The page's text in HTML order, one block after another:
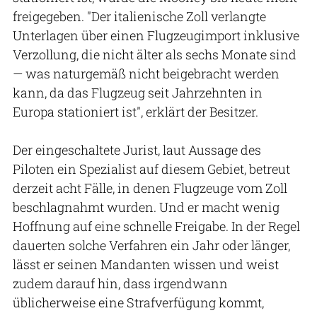
freigegeben. "Der italienische Zoll verlangte
Unterlagen über einen Flugzeugimport inklusive
Verzollung, die nicht älter als sechs Monate sind
— was naturgemäß nicht beigebracht werden
kann, da das Flugzeug seit Jahrzehnten in
Europa stationiert ist", erklärt der Besitzer.
Der eingeschaltete Jurist, laut Aussage des
Piloten ein Spezialist auf diesem Gebiet, betreut
derzeit acht Fälle, in denen Flugzeuge vom Zoll
beschlagnahmt wurden. Und er macht wenig
Hoffnung auf eine schnelle Freigabe. In der Regel
dauerten solche Verfahren ein Jahr oder länger,
lässt er seinen Mandanten wissen und weist
zudem darauf hin, dass irgendwann
üblicherweise eine Strafverfügung kommt,